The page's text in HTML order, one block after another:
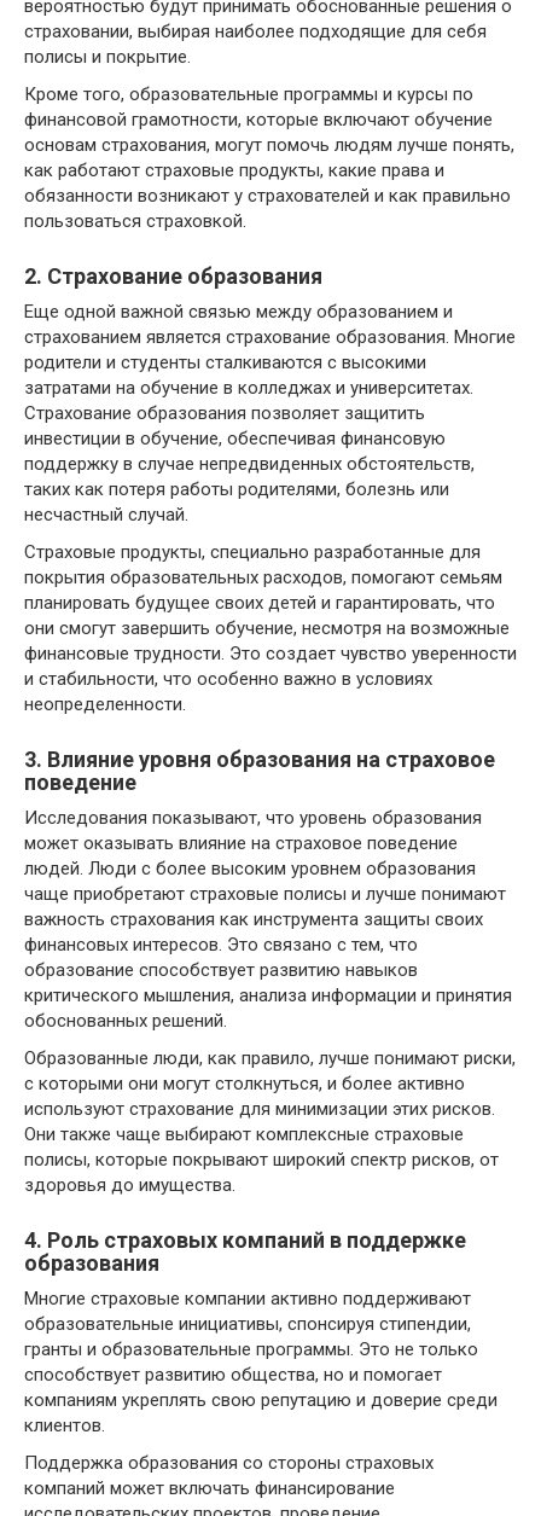
вероятностью будут принимать обоснованные решения о
страховании, выбирая наиболее подходящие для себя
полисы и покрытие.
Кроме того, образовательные программы и курсы по
финансовой грамотности, которые включают обучение
основам страхования, могут помочь людям лучше понять,
как работают страховые продукты, какие права и
обязанности возникают у страхователей и как правильно
пользоваться страховкой.
2. Страхование образования
Еще одной важной связью между образованием и
страхованием является страхование образования. Многие
родители и студенты сталкиваются с высокими
затратами на обучение в колледжах и университетах.
Страхование образования позволяет защитить
инвестиции в обучение, обеспечивая финансовую
поддержку в случае непредвиденных обстоятельств,
таких как потеря работы родителями, болезнь или
несчастный случай.
Страховые продукты, специально разработанные для
покрытия образовательных расходов, помогают семьям
планировать будущее своих детей и гарантировать, что
они смогут завершить обучение, несмотря на возможные
финансовые трудности. Это создает чувство уверенности
и стабильности, что особенно важно в условиях
неопределенности.
3. Влияние уровня образования на страховое
поведение
Исследования показывают, что уровень образования
может оказывать влияние на страховое поведение
людей. Люди с более высоким уровнем образования
чаще приобретают страховые полисы и лучше понимают
важность страхования как инструмента защиты своих
финансовых интересов. Это связано с тем, что
образование способствует развитию навыков
критического мышления, анализа информации и принятия
обоснованных решений.
Образованные люди, как правило, лучше понимают риски,
с которыми они могут столкнуться, и более активно
используют страхование для минимизации этих рисков.
Они также чаще выбирают комплексные страховые
полисы, которые покрывают широкий спектр рисков, от
здоровья до имущества.
4. Роль страховых компаний в поддержке
образования
Многие страховые компании активно поддерживают
образовательные инициативы, спонсируя стипендии,
гранты и образовательные программы. Это не только
способствует развитию общества, но и помогает
компаниям укреплять свою репутацию и доверие среди
клиентов.
Поддержка образования со стороны страховых
компаний может включать финансирование